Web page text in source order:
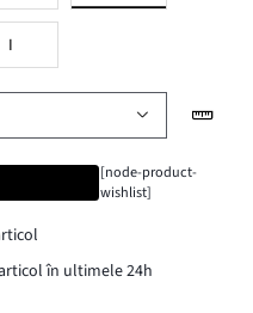
I
[node-product-
wishlist]
în ultimele 24h